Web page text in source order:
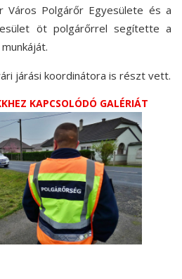
Város Polgárőr Egyesülete és a
öt polgárőrrel segítette a
járási koordinátora is részt vett.
KAPCSOLÓDÓ GALÉRIÁT